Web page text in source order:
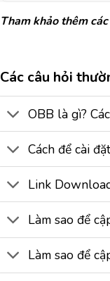
Tham khảo thêm
Các câu hỏi
OBB là gì?
Cách để cài
Link
Làm sao để
Làm sao để